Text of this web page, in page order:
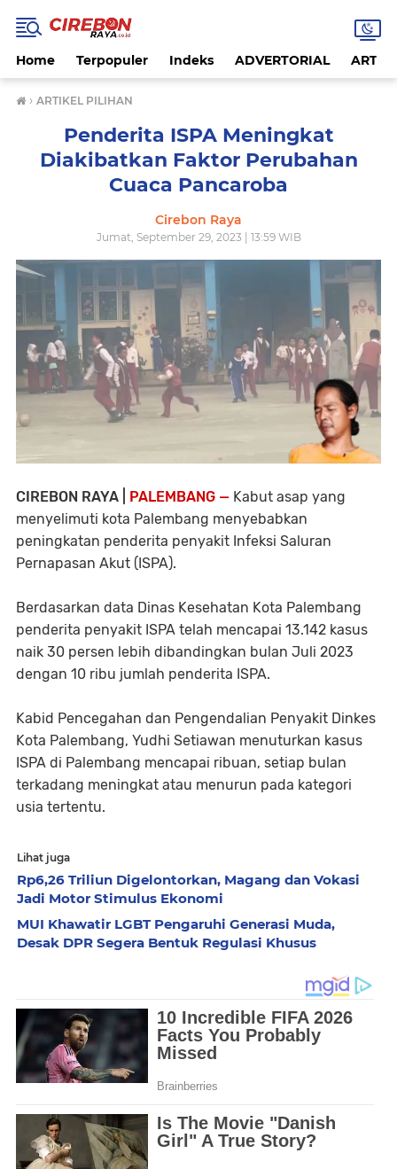
Home Terpopuler Indeks ADVERTORIAL
› ARTIKEL PILIHAN
Penderita ISPA Meningkat
Diakibatkan Faktor Perubahan
Cuaca Pancaroba
Cirebon Raya
Jumat, September 29, 2023 | 13:59 WIB
CIREBON RAYA | PALEMBANG — Kabut asap yang
menyelimuti kota Palembang menyebabkan
peningkatan penderita penyakit Infeksi Saluran
Pernapasan Akut (ISPA).
Berdasarkan data Dinas Kesehatan Kota Palembang
penderita penyakit ISPA telah mencapai 13.142 kasus
naik 30 persen lebih dibandingkan bulan Juli 2023
dengan 10 ribu jumlah penderita ISPA.
Kabid Pencegahan dan Pengendalian Penyakit Dinkes
Kota Palembang, Yudhi Setiawan menuturkan kasus
ISPA di Palembang mencapai ribuan, setiap bulan
terkadang meningkat atau menurun pada kategori
usia tertentu.
Lihat juga
Rp6,26 Triliun Digelontorkan, Magang dan Vokasi
Jadi Motor Stimulus Ekonomi
MUI Khawatir LGBT Pengaruhi Generasi Muda,
Desak DPR Segera Bentuk Regulasi Khusus